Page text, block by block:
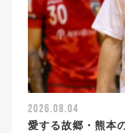
2026.08.04
愛する故郷・熊本